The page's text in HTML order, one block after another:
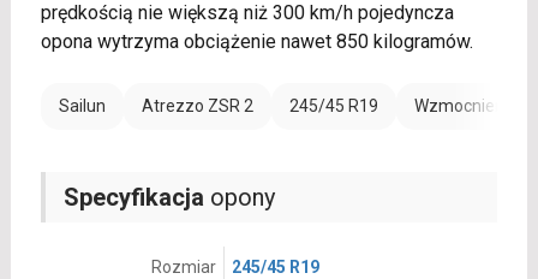
prędkością nie większą niż 300 km/h pojedyncza
opona wytrzyma obciążenie nawet 850 kilogramów.
Sailun Atrezzo ZSR 2 245/45 R19 Wzmocnienie
Specyfikacja opony
Rozmiar 245/45 R19